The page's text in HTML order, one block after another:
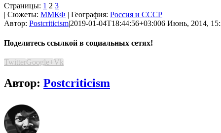
Страницы: 1 2 3
| Сюжеты: ММКФ | География: Россия и СССР
Автор: Postcriticism|2019-01-04T18:44:56+03:006 Июнь, 2014,
Поделитесь ссылкой в социальных сетях!
TwitterGoogle+Vk
Автор: Postcriticism